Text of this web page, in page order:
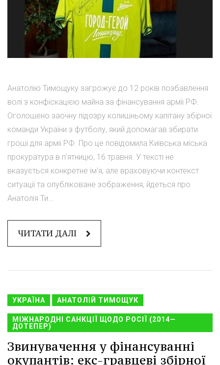
Анатолію Тимощуку загрожує до 12 років позбавлення
волі з конфіскацією майна за фінансування армії РФ.
Оголошено заочну підозру колишньому капітану збірної
команди України з футболу, який допомагав збирати
гроші для армії РФ. Про це повідомила Київська міська
прокуратура в п'ятницю, 16 травня. У тексті не
вказується конкретне ім'я, але враховуючи контекст
ситуації та опубліковане зображення, йдеться про
Анатолія Ти...
ЧИТАТИ ДАЛІ
УКРАЇНА АНАТОЛІЙ ТИМОЩУК
МІЖНАРОДНІ САНКЦІЇ ЩОДО РОСІЇ (2014—
ДОТЕПЕР)
Звинувачення у фінансуванні
окупантів: екс-гравцеві збірної